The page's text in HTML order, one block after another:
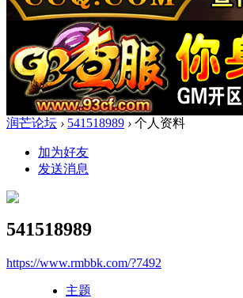
润芒论坛 › 541518989 › 个人资料
加为好友
发送消息
541518989
https://www.rmbbk.com/?7492
主题